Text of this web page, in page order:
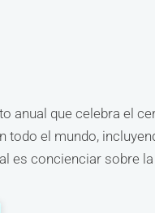
anual que celebra el
todo el mundo,
es concienciar sobre